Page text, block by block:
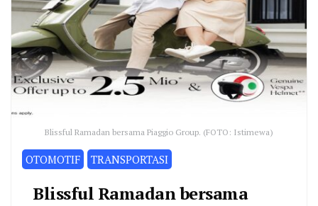
Blissful Ramadan bersama Piaggio Group. (FOTO: Istimewa)
OTOMOTIF TRANSPORTASI
Blissful Ramadan bersama